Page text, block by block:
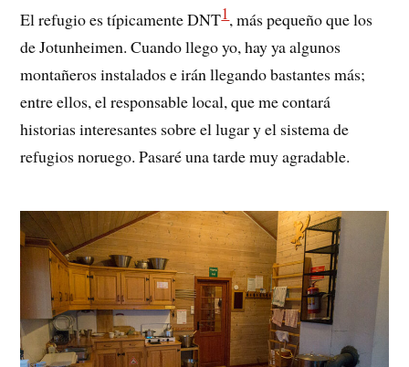
El refugio es típicamente DNT1, más pequeño que los
de Jotunheimen. Cuando llego yo, hay ya algunos
montañeros instalados e irán llegando bastantes más;
entre ellos, el responsable local, que me contará
historias interesantes sobre el lugar y el sistema de
refugios noruego. Pasaré una tarde muy agradable.